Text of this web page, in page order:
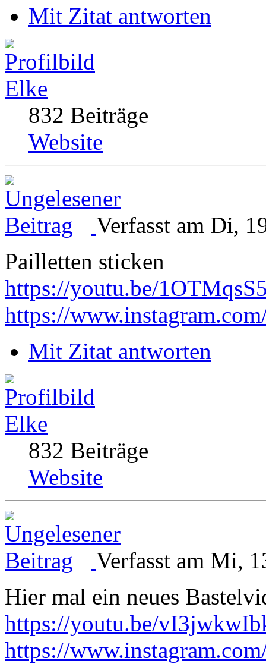
Mit Zitat antworten
Elke
832 Beiträge
Website
Verfasst am Di,
Pailletten sticken
https://youtu.be/
https://
Mit Zitat antworten
Elke
832 Beiträge
Website
Verfasst am Mi,
Hier mal ein neues
https://youtu.be/
https://